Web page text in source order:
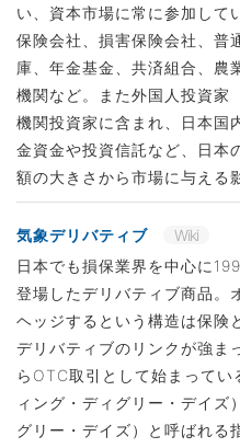
い、資本市場に常に参加して
保険会社、損害保険会社、普
庫、年金基金、共済組合、農
機関など。また外国人投資家
機関投資家に含まれ、日本国
金資金や投資信託など、日本
額の大きさから市場に与える
気象デリバティブ
Wiki
日本でも損保業界を中心に
登場したデリバティブ商品。
ヘッジするという構造は保険
デリバティブのリンクが強ま
らOTC取引として始まって
ィング・ディグリー・デイズ
グリー・デイズ）と呼ばれる